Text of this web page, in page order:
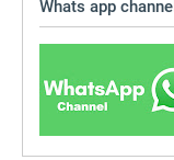
Whats app channel